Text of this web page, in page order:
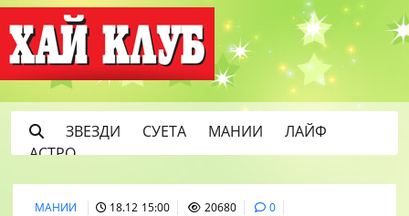
ЗВЕЗДИ СУЕТА МАНИИ
ЛАЙФ
АСТРО
МАНИИ 18.12 15:00 20680 0